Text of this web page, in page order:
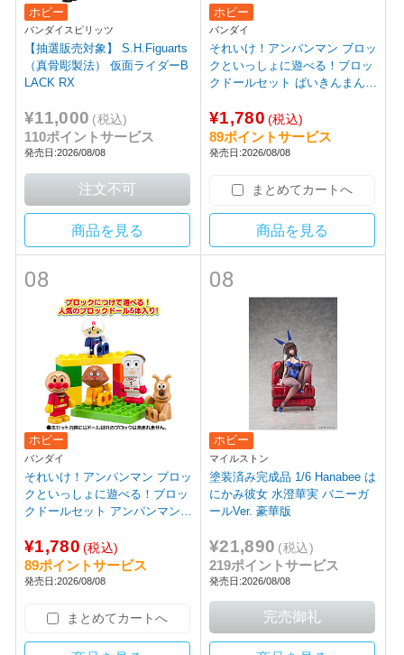
ホビー
バンダイスピリッツ
【抽選販売対象】 S.H.Figuarts
（真骨彫製法） 仮面ライダーB
LACK RX
¥11,000 (税込)
110ポイントサービス
発売日:2026/08/08
商品を見る
ホビー
バンダイ
それいけ！アンパンマン ブロッ
クといっしょに遊べる！ブロッ
クドールセット ばいきんまんと
¥1,780 (税込)
89ポイントサービス
発売日:2026/08/08
まとめてカートへ
商品を見る
08
ホビー
バンダイ
それいけ！アンパンマン ブロッ
クといっしょに遊べる！ブロッ
クドールセット アンパンマンと
¥1,780 (税込)
89ポイントサービス
発売日:2026/08/08
まとめてカートへ
08
ホビー
マイルストン
塗装済み完成品 1/6 Hanabee は
にかみ彼女 水澄華実 バニーガ
ールVer. 豪華版
¥21,890 (税込)
219ポイントサービス
発売日:2026/08/08